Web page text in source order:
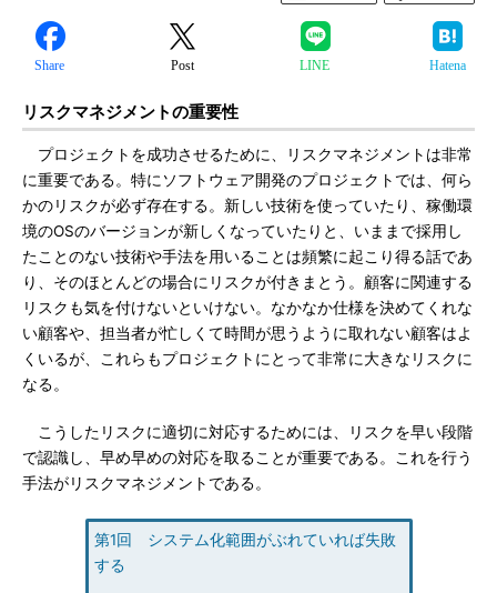
Share Post LINE Hatena
リスクマネジメントの重要性
プロジェクトを成功させるために、リスクマネジメントは非常
に重要である。特にソフトウェア開発のプロジェクトでは、何ら
かのリスクが必ず存在する。新しい技術を使っていたり、稼働環
境のOSのバージョンが新しくなっていたりと、いままで採用し
たことのない技術や手法を用いることは頻繁に起こり得る話であ
り、そのほとんどの場合にリスクが付きまとう。顧客に関連する
リスクも気を付けないといけない。なかなか仕様を決めてくれな
い顧客や、担当者が忙しくて時間が思うように取れない顧客はよ
くいるが、これらもプロジェクトにとって非常に大きなリスクに
なる。
こうしたリスクに適切に対応するためには、リスクを早い段階
で認識し、早め早めの対応を取ることが重要である。これを行う
手法がリスクマネジメントである。
第1回 システム化範囲がぶれていれば失敗
する